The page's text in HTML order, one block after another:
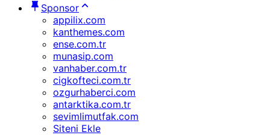
Sponsor
appilix.com
kanthemes.com
ense.com.tr
munasip.com
vanhaber.com.tr
cigkofteci.com.tr
ozgurhaberci.com
antarktika.com.tr
sevimlimutfak.com
Siteni Ekle